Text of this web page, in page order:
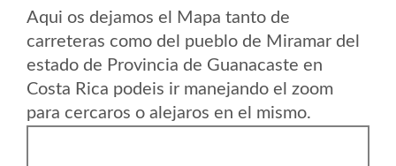
Aqui os dejamos el Mapa tanto de
carreteras como del pueblo de Miramar del
estado de Provincia de Guanacaste en
Costa Rica podeis ir manejando el zoom
para cercaros o alejaros en el mismo.